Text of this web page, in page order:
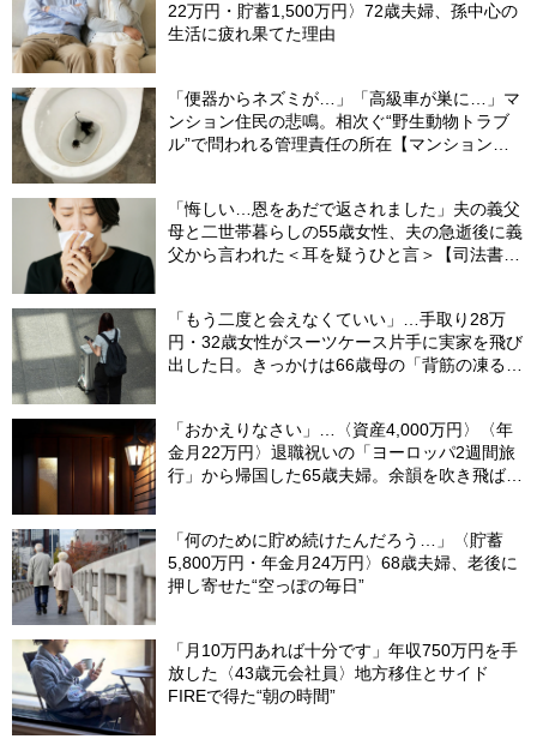
22万円・貯蓄1,500万円〉72歳夫婦、孫中心の
生活に疲れ果てた理由
「便器からネズミが…」「高級車が巣に…」マ
ンション住民の悲鳴。相次ぐ“野生動物トラブ
ル”で問われる管理責任の所在【マンション管
「悔しい…恩をあだで返されました」夫の義父
母と二世帯暮らしの55歳女性、夫の急逝後に義
父から言われた＜耳を疑うひと言＞【司法書士
「もう二度と会えなくていい」…手取り28万
円・32歳女性がスーツケース片手に実家を飛び
出した日。きっかけは66歳母の「背筋の凍る一
「おかえりなさい」…〈資産4,000万円〉〈年
金月22万円〉退職祝いの「ヨーロッパ2週間旅
行」から帰国した65歳夫婦。余韻を吹き飛ばし
「何のために貯め続けたんだろう…」〈貯蓄
5,800万円・年金月24万円〉68歳夫婦、老後に
押し寄せた“空っぽの毎日”
「月10万円あれば十分です」年収750万円を手
放した〈43歳元会社員〉地方移住とサイド
FIREで得た“朝の時間”